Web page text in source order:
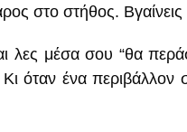
στο στήθος.
μέσα σου “θα
Κι όταν ένα